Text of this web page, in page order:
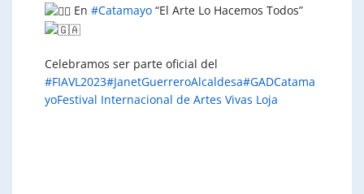
En #Catamayo “El Arte Lo Hacemos Todos”
Celebramos ser parte oficial del
#FIAVL2023#JanetGuerreroAlcaldesa#GADCatama
yoFestival Internacional de Artes Vivas Loja